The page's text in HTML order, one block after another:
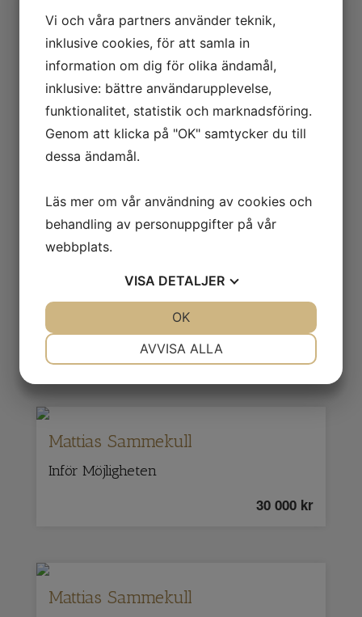
Mattias Sammekull
Bäraren av Hemligheten.
42 000 kr
Mattias Sammekull
Mattias Sammekull
Inför Möjligheten
30 000 kr
Mattias Sammekull
Vi och våra partners använder teknik,
inklusive cookies, för att samla in
information om dig för olika ändamål,
inklusive: bättre användarupplevelse,
funktionalitet, statistik och marknadsföring.
Genom att klicka på "OK" samtycker du till
dessa ändamål.
Läs mer om vår användning av cookies och
behandling av personuppgifter på vår
webbplats.
VISA DETALJER
AVVISA ALLA
OK